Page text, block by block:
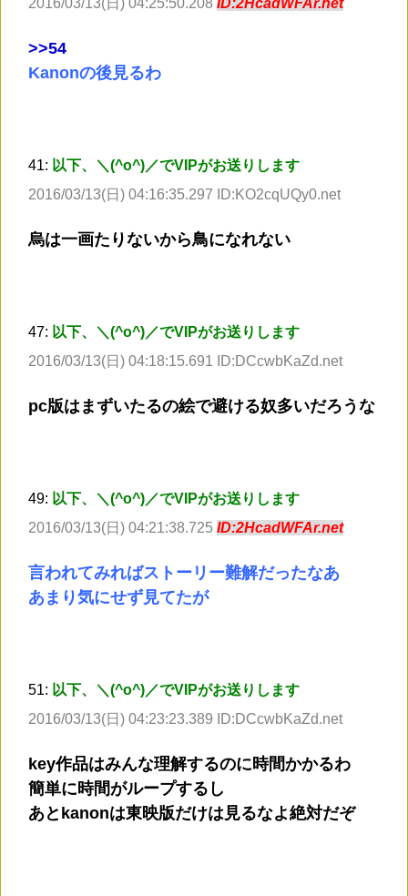
>>54
Kanonの後見るわ
41: 以下、＼(^o^)／でVIPがお送りします
2016/03/13(日) 04:16:35.297 ID:KO2cqUQy0.net
烏は一画たりないから鳥になれない
47: 以下、＼(^o^)／でVIPがお送りします
2016/03/13(日) 04:18:15.691 ID:DCcwbKaZd.net
pc版はまずいたるの絵で避ける奴多いだろうな
49: 以下、＼(^o^)／でVIPがお送りします
2016/03/13(日) 04:21:38.725 ID:2HcadWFAr.net
言われてみればストーリー難解だったなあ
あまり気にせず見てたが
51: 以下、＼(^o^)／でVIPがお送りします
2016/03/13(日) 04:23:23.389 ID:DCcwbKaZd.net
key作品はみんな理解するのに時間かかるわ
簡単に時間がループするし
あとkanonは東映版だけは見るなよ絶対だぞ